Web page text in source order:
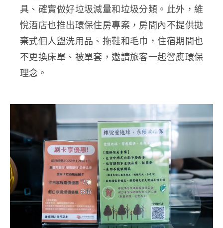
具、確實做好垃圾減量和垃圾分類。 此外，維
悅酒店也推出環保住房專案，房間內不提供拋
棄式個人盥洗用品、拖鞋和毛巾，住宿期間也
不更換床單、被單套，邀請旅客一起響應環保
理念。